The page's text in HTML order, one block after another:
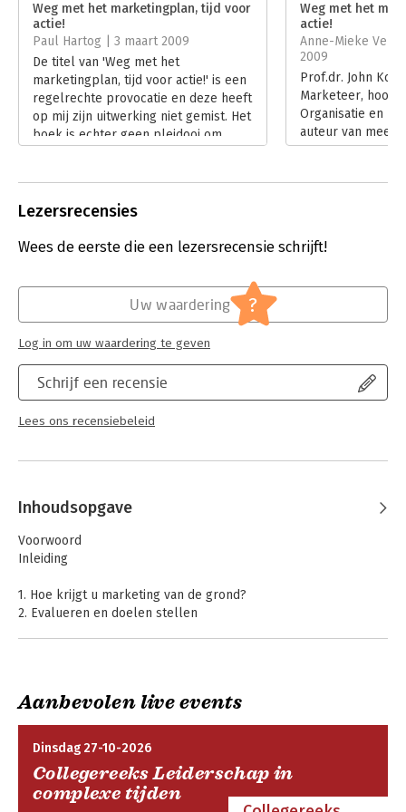
Hoofdrubriek: Marketing
Weg met het marketingplan, tijd voor
actie!
Paul Hartog | 3 maart 2009
De titel van 'Weg met het
marketingplan, tijd voor actie!' is een
regelrechte provocatie en deze heeft
op mij zijn uitwerking niet gemist. Het
boek is echter geen pleidooi om
en met een grote nadruk op acties en
veel schokkends staat er niet in 'Weg
een leesbaar zonder-fratsen-
Weg met het
actie!
Anne-Mieke
2009
Prof.dr. John
Marketeer,
Organisatie en
auteur van
heeft zijn sporen
marketingplan'
serieus: in
weg tot concrete
Lezersrecensies
Wees de eerste die een lezersrecensie schrijft!
Schrijf een recensie
Lees ons recensiebeleid
Uw waardering ?
Log in om uw waardering te geven
Inhoudsopgave
Voorwoord
Inleiding
1. Hoe krijgt u marketing van de grond?
2. Evalueren en doelen stellen
Literatuur
Register
Over de auteur
Aanbevolen live events
Dinsdag 27-10-2026
Collegereeks Leiderschap in
complexe tijden